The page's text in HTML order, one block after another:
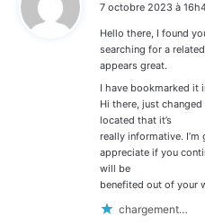
t
:
7 octobre 2023 à
Hello there, I found
searching for a
appears great.
I have bookmarked it
Hi there, just
located that it’s
really informative.
appreciate if you
will be
benefited out of your
chargement…